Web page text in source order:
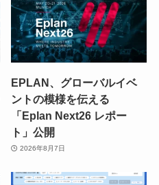
EPLAN、グローバルイベ
ントの模様を伝える
「Eplan Next26 レポー
ト」公開
2026年8月7日